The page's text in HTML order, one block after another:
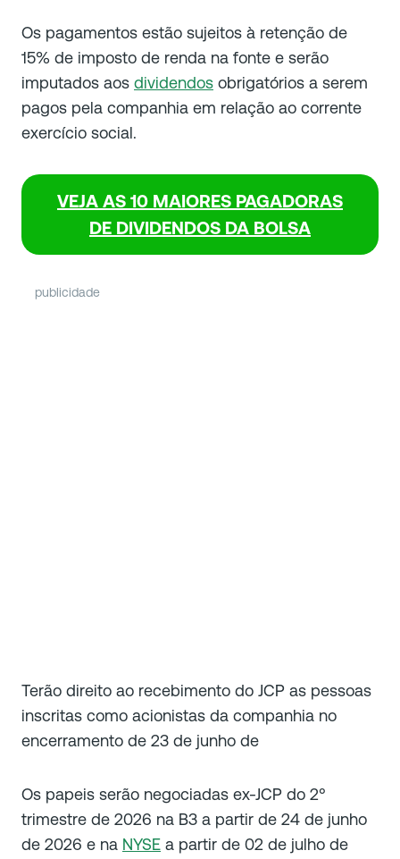
Os pagamentos estão sujeitos à retenção de
15% de imposto de renda na fonte e serão
imputados aos dividendos obrigatórios a serem
pagos pela companhia em relação ao corrente
exercício social.
VEJA AS 10 MAIORES PAGADORAS
DE DIVIDENDOS DA BOLSA
publicidade
Terão direito ao recebimento do JCP as pessoas
inscritas como acionistas da companhia no
encerramento de 23 de junho de
Os papeis serão negociadas ex-JCP do 2°
trimestre de 2026 na B3 a partir de 24 de junho
de 2026 e na NYSE a partir de 02 de julho de